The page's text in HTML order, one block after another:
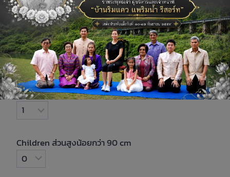
Check-out Date*
Adults
Children ส่วนสูงน้อยกว่า 90 cm